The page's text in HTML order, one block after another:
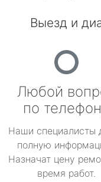
Выезд и
Любой
по
Наши специалисты
полную
Назначат цену
время работ.